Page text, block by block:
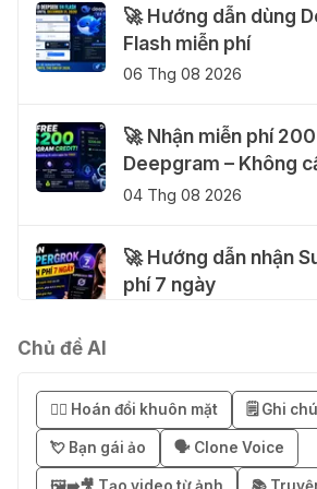
🚀 Hướng dẫn dùng
Flash miễn phí
06 Thg 08 2026
🚀 Nhận miễn phí
Deepgram – Không
04 Thg 08 2026
🚀 Hướng dẫn nhận
phí 7 ngày
Business miễn phí
03 Thg 08 2026
Chủ đề AI
😶‍🌫️ Hoán đổi khuôn mặt 🗒️ Ghi chú
💘 Bạn gái ảo 🗣️ Clone Voice
🖼️➡️🎥 Tạo video từ ảnh 📚